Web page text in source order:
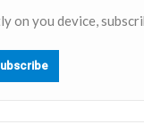
on you device,